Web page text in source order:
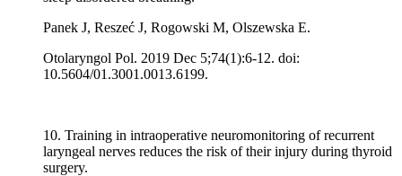
Panek J, Reszeć J, Rogowski M, Olszewska E.
Otolaryngol Pol. 2019 Dec 5;74(1):6-12. doi:
10.5604/01.3001.0013.6199.
10. Training in intraoperative neuromonitoring of recurrent
laryngeal nerves reduces the risk of their injury during thyroid
surgery.